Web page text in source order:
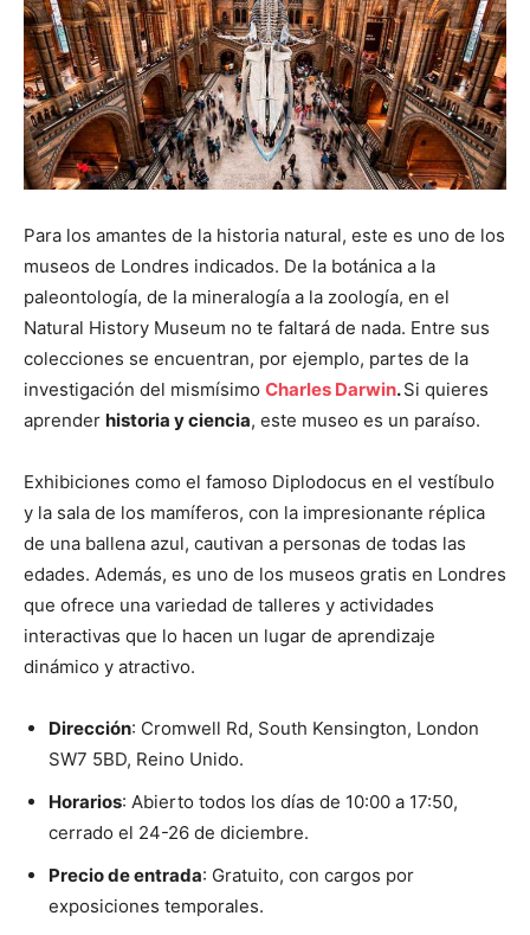
Para los amantes de la historia natural, este es uno de los
museos de Londres indicados. De la botánica a la
paleontología, de la mineralogía a la zoología, en el
Natural History Museum no te faltará de nada. Entre sus
colecciones se encuentran, por ejemplo, partes de la
investigación del mismísimo Charles Darwin.Si quieres
aprender historia y ciencia, este museo es un paraíso.
Exhibiciones como el famoso Diplodocus en el vestíbulo
y la sala de los mamíferos, con la impresionante réplica
de una ballena azul, cautivan a personas de todas las
edades. Además, es uno de los museos gratis en Londres
que ofrece una variedad de talleres y actividades
interactivas que lo hacen un lugar de aprendizaje
dinámico y atractivo.
Dirección: Cromwell Rd, South Kensington, London
SW7 5BD, Reino Unido.
Horarios: Abierto todos los días de 10:00 a 17:50,
cerrado el 24-26 de diciembre.
Precio de entrada: Gratuito, con cargos por
exposiciones temporales.